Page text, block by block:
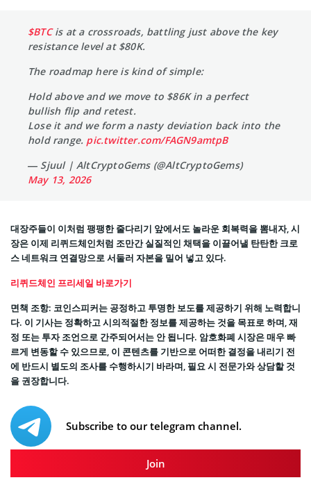
$BTCis at a crossroads, battling just above the key
resistance level at $80K.
The roadmap here is kind of simple:
Hold above and we move to $86K in a perfect
bullish flip and retest.
Lose it and we form a nasty deviation back into the
hold range. pic.twitter.com/FAGN9amtpB
— Sjuul | AltCryptoGems (@AltCryptoGems)
May 13, 2026
대장주들이 이처럼 팽팽한 줄다리기 앞에서도 놀라운 회복력을 뽐내자, 시
장은 이제 리퀴드체인처럼 조만간 실질적인 채택을 이끌어낼 탄탄한 크로
스 네트워크 연결망으로 서둘러 자본을 밀어 넣고 있다.
리퀴드체인 프리세일 바로가기
면책 조항: 코인스피커는 공정하고 투명한 보도를 제공하기 위해 노력합니
다. 이 기사는 정확하고 시의적절한 정보를 제공하는 것을 목표로 하며, 재
정 또는 투자 조언으로 간주되어서는 안 됩니다. 암호화폐 시장은 매우 빠
르게 변동할 수 있으므로, 이 콘텐츠를 기반으로 어떠한 결정을 내리기 전
에 반드시 별도의 조사를 수행하시기 바라며, 필요 시 전문가와 상담할 것
을 권장합니다.
Subscribe to our telegram channel.
Join